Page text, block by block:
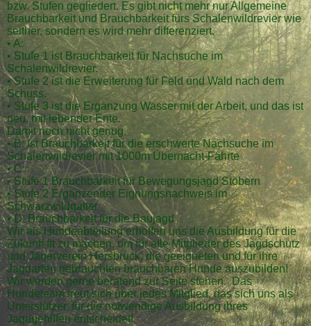
bzw. Stufen gegliedert. Es gibt nicht mehr nur Allgemeine
Brauchbarkeit und Brauchbarkeit fürs Schalenwildrevier wie
seither, sondern es wird mehr differenziert.
• A:
• Stufe 1 ist Brauchbarkeit für Nachsuche im
Schalenwildrevier.
• Stufe 2 ist die Erweiterung für Feld und Wald nach dem
Schuss.
• Stufe 3 ist die Ergänzung Wasser mit der Arbeit, und das ist
neu, mit lebender Ente.
Damit noch nicht genug,
• B: Ist Brauchbarkeit für die erschwerte Nachsuche im
Schalenwildrevier mit 1000m Übernacht-Fährte
• C:
• Stufe 1 Brauchbarkeit für Bewegungsjagd Stöbern
• Stufe 2 Ergänzender Eignungsnachweis im
Schwarzwildgatter
• D: Brauchbarkeit für die Baujagd
Wir als Hundeabteilung erhoffen uns die Ausbildung für die
Zukunft fit zu machen, um für alle Mitglieder des Jagdschutz
und Jägerverein Hersbruck, die geeigneten und für ihre
Jagdarten gebrauchten brauchbaren Hunde auszubilden!
Wir werden gerne beratend zur Seite stehen. Das
Hundeteam freut sich über jedes Mitglied, das sich uns als
Unterstützer, für die notwendige Ausbildung ihres
Jagdgehilfen entscheidet!